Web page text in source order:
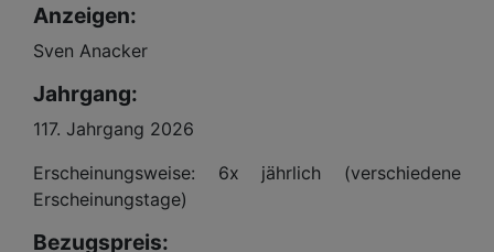
Anzeigen:
Sven Anacker
Jahrgang:
117. Jahrgang 2026
Erscheinungsweise: 6x jährlich (verschiedene
Erscheinungstage)
Bezugspreis: